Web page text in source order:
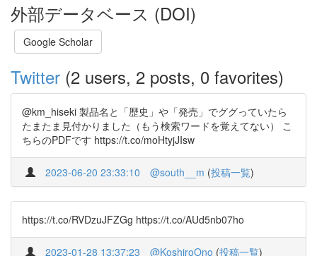
外部データベース (DOI)
Google Scholar
Twitter (2 users, 2 posts, 0 favorites)
@km_hiseki 製品名と「歴史」や「発売」でググっていたら
たまたま見付かりました（もう検索ワードを覚えてない） こ
ちらのPDFです https://t.co/moHtyjJIsw
2023-06-20 23:33:10 @south__m (投稿一覧)
https://t.co/RVDzuJFZGg https://t.co/AUd5nb07ho
2023-01-28 13:37:23 @KoshiroOno (投稿一覧)